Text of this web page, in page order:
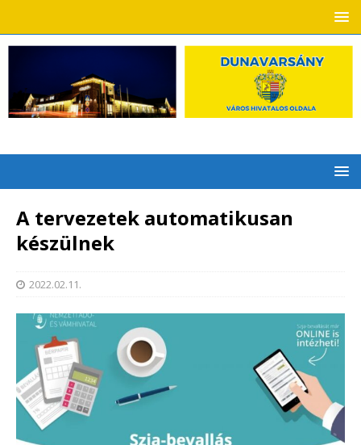
A tervezetek automatikusan
készülnek
2022.02.11.